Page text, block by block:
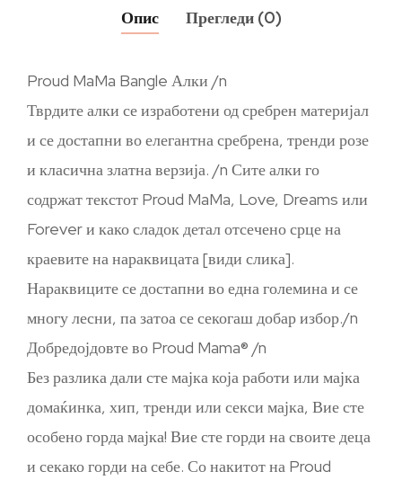
Опис Прегледи (0)
Proud MaMa Bangle Алки /n
Тврдите алки се изработени од сребрен материјал
и се достапни во елегантна сребрена, тренди розе
и класична златна верзија. /n Сите алки го
содржат текстот Proud MaMa, Love, Dreams или
Forever и како сладок детал отсечено срце на
краевите на нараквицата [види слика].
Нараквиците се достапни во една големина и се
многу лесни, па затоа се секогаш добар избор./n
Добредојдовте во Proud Mama® /n
Без разлика дали сте мајка која работи или мајка
домаќинка, хип, тренди или секси мајка, Вие сте
особено горда мајка! Вие сте горди на своите деца
и секако горди на себе. Со накитот на Proud